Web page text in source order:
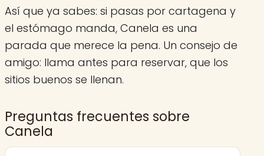
Así que ya sabes: si pasas por cartagena y
el estómago manda, Canela es una
parada que merece la pena. Un consejo de
amigo: llama antes para reservar, que los
sitios buenos se llenan.
Preguntas frecuentes sobre
Canela